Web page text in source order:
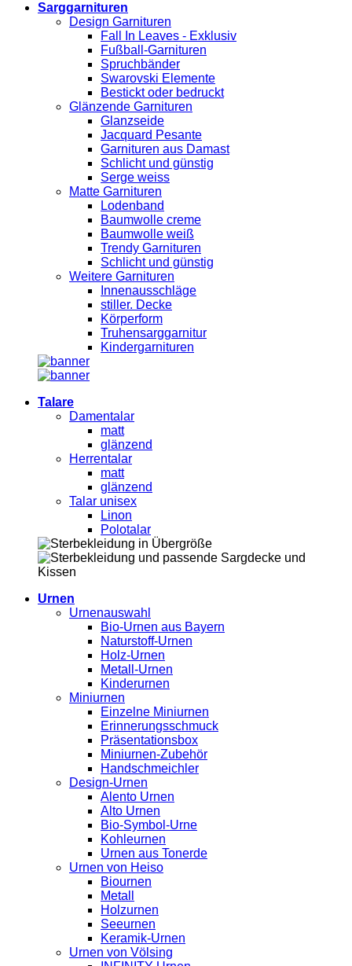
Sarggarnituren
Design Garnituren
Fall In Leaves - Exklusiv
Fußball-Garnituren
Spruchbänder
Swarovski Elemente
Bestickt oder bedruckt
Glänzende Garnituren
Glanzseide
Jacquard Pesante
Garnituren aus Damast
Schlicht und günstig
Serge weiss
Matte Garnituren
Lodenband
Baumwolle creme
Baumwolle weiß
Trendy Garnituren
Schlicht und günstig
Weitere Garnituren
Innenausschläge
stiller. Decke
Körperform
Truhensarggarnitur
Kindergarnituren
Talare
Damentalar
matt
glänzend
Herrentalar
matt
glänzend
Talar unisex
Linon
Polotalar
Urnen
Urnenauswahl
Bio-Urnen aus Bayern
Naturstoff-Urnen
Holz-Urnen
Metall-Urnen
Kinderurnen
Miniurnen
Einzelne Miniurnen
Erinnerungsschmuck
Präsentationsbox
Miniurnen-Zubehör
Handschmeichler
Design-Urnen
Alento Urnen
Alto Urnen
Bio-Symbol-Urne
Kohleurnen
Urnen aus Tonerde
Urnen von Heiso
Biournen
Metall
Holzurnen
Seeurnen
Keramik-Urnen
Urnen von Völsing